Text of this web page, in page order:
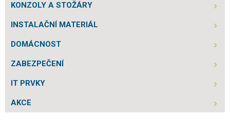
KONZOLY A STOŽÁRY
INSTALAČNÍ MATERIÁL
DOMÁCNOST
ZABEZPEČENÍ
IT PRVKY
AKCE